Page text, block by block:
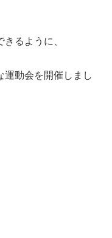
るように、
運動会を開催しまし